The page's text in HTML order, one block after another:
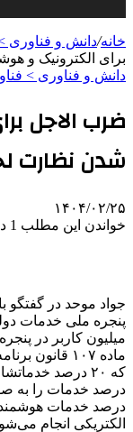
خانه/دانش و فناوری
برای الکترونیک و
دانش و فناوری >
ضرب الاجل
شدن نظارت
۱۴۰۴/۰۲/۲۵
خواندن این مطلب 1 دقیقه زمان میبرد
جواد موحد در گفتگو
میلیون کاربر در
ماده ۱۰۷
الکتریکی انجام